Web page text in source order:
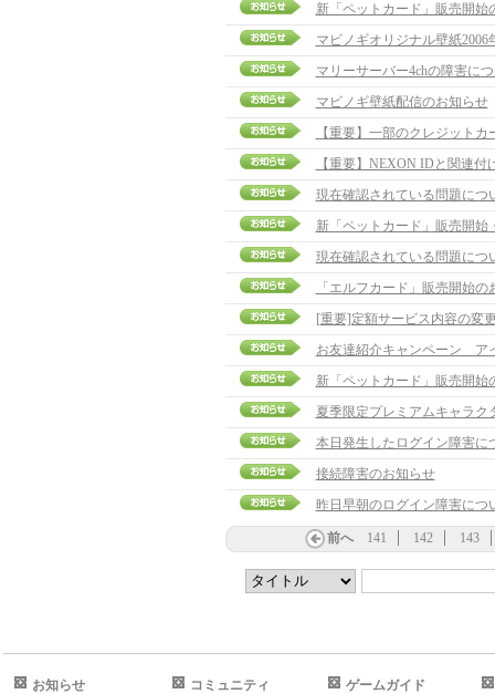
新「ペットカード」販売開始
マビノギオリジナル壁紙
マリーサーバー4chの障害に
マビノギ壁紙配信のお知らせ
【重要】一部のクレジット
【重要】NEXON IDと関連
現在確認されている問題につ
新「ペットカード」販売開始
現在確認されている問題につ
「エルフカード」販売開始の
[重要]定額サービス内容の変
お友達紹介キャンペーン ア
新「ペットカード」販売開始
夏季限定プレミアムキャラク
本日発生したログイン障害に
接続障害のお知らせ
昨日早朝のログイン障害につ
前へ 141 142 143
お知らせ コミュニティ ゲームガイド